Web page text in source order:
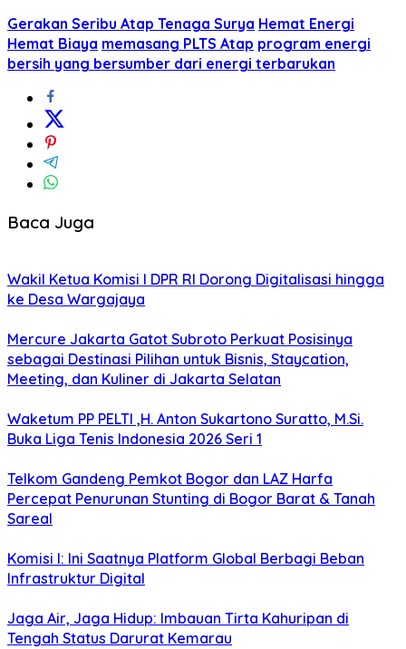
Gerakan Seribu Atap Tenaga Surya Hemat Energi
Hemat Biaya memasang PLTS Atap program energi
bersih yang bersumber dari energi terbarukan
Baca Juga
Wakil Ketua Komisi I DPR RI Dorong Digitalisasi hingga
ke Desa Wargajaya
Mercure Jakarta Gatot Subroto Perkuat Posisinya
sebagai Destinasi Pilihan untuk Bisnis, Staycation,
Meeting, dan Kuliner di Jakarta Selatan
Waketum PP PELTI ,H. Anton Sukartono Suratto, M.Si.
Buka Liga Tenis Indonesia 2026 Seri 1
Telkom Gandeng Pemkot Bogor dan LAZ Harfa
Percepat Penurunan Stunting di Bogor Barat & Tanah
Sareal
Komisi I: Ini Saatnya Platform Global Berbagi Beban
Infrastruktur Digital
Jaga Air, Jaga Hidup: Imbauan Tirta Kahuripan di
Tengah Status Darurat Kemarau